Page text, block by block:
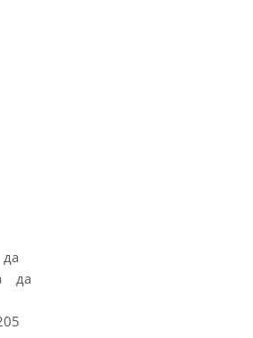
да